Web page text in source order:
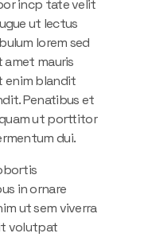
incp tate velit
ut lectus
lorem sed
amet mauris
enim blandit
Penatibus et
ut porttitor
dui.
in ornare
ut sem viverra
volutpat